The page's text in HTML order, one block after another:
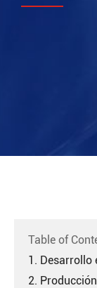
Table of
1. Desarrollo
2.